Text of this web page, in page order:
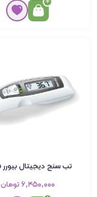
تب سنج دیجیتال بیورر FT65
۶٬۴۵۰٬۰۰۰ تومان